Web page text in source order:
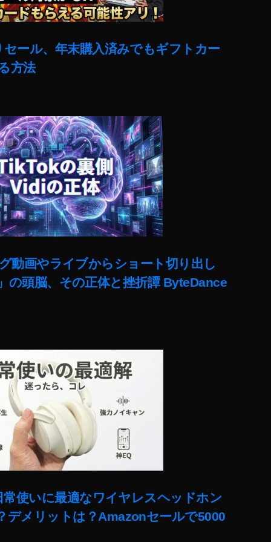
ール、年末購入済みでもギフトカー
方法
動画やライブからショート切り出し
の頭脳、その正体と挫折譚 ByteDance
常使いに最適なワイヤレスヘッドホン
デメリットは？Amazonセールで5000